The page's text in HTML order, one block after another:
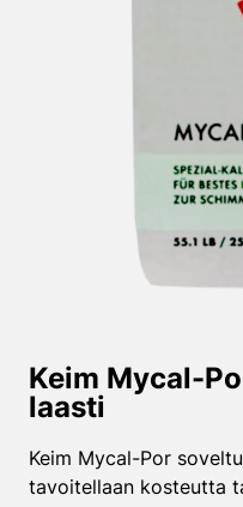
Keim Mycal-
laasti
Keim Mycal-Por
tavoitellaan kosteutta